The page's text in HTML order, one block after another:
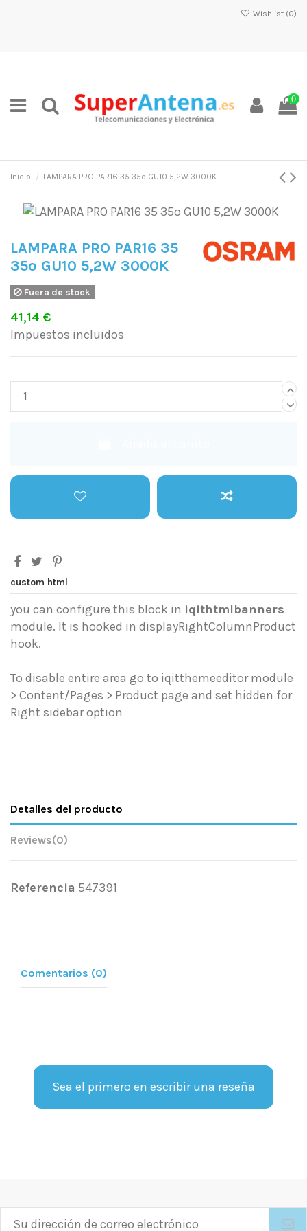
Wishlist (0)
0
Inicio LAMPARA PRO PAR16 35 35o GU10 5,2W 3000K
LAMPARA PRO PAR16 35
35o GU10 5,2W 3000K
Fuera de stock
41,14 €
Impuestos incluidos
custom html
you can configure this block in iqithtmlbanners
module. It is hooked in displayRightColumnProduct
hook.
To disable entire area go to iqitthemeeditor module
> Content/Pages > Product page and set hidden for
Right sidebar option
Detalles del producto
Reviews(0)
Referencia 547391
Comentarios (0)
Sea el primero en escribir una reseña